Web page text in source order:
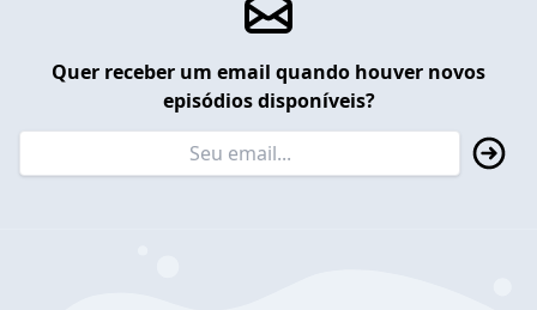
Quer receber um email quando houver novos
episódios disponíveis?